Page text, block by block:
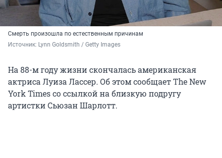
Смерть произошла по естественным причинам
Источник: Lynn Goldsmith / Getty Images
На 88-м году жизни скончалась американская
актриса Луиза Лассер. Об этом сообщает The New
York Times со ссылкой на близкую подругу
артистки Сьюзан Шарлотт.